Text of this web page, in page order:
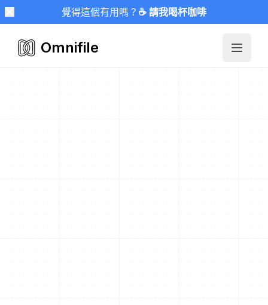
覺得這個有用嗎？ ☕ 請我喝杯咖啡
Omnifile